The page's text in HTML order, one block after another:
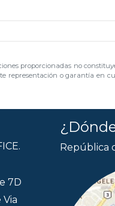
proporcionadas no
representación o garantía en
7D
República